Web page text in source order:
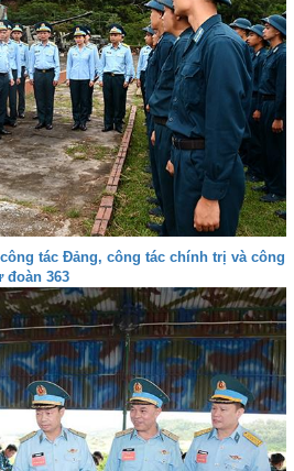
tác Đảng, công tác chính trị và công
đoàn 363